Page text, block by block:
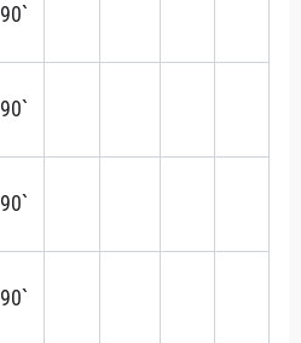
90`
90`
90`
90`